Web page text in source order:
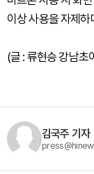
이상 사용을 자제
(글 : 류현승 강남
김국주 기자